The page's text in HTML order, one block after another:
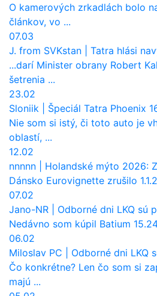
O kamerových zrkadlách bolo
článkov, vo ...
07.03
J. from SVKstan
Tatra hlási navýšenie výroby
...darí Minister obrany Robert
šetrenia ...
23.02
Sloniik
Špeciál Tatra Phoenix 16×16 ide
Nie som si istý, či toto auto je
oblastí, ...
12.02
nnnnn
Holandské mýto 2026: Zmena, ktorá
Dánsko Eurovignette zrušilo
07.02
Jano-NR
Odborné dni LKQ sú pre
Nedávno som kúpil Batium
06.02
Miloslav PC
Odborné dni LKQ sú pre
Čo konkrétne? Len čo som si
majú ...